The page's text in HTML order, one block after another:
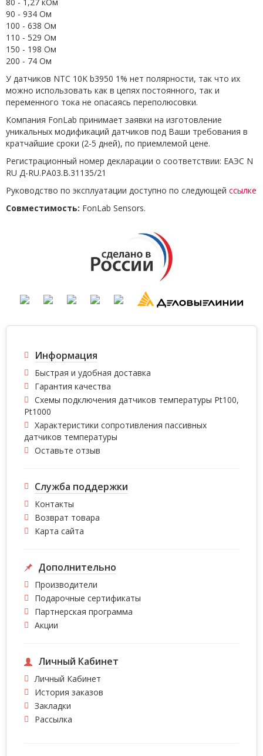
90 - 934 Ом
100 - 638 Ом
110 - 529 Ом
150 - 198 Ом
200 - 74 Ом
У датчиков NTC 10K b3950 1% нет полярности, так что их
можно использовать как в цепях постоянного, так и
переменного тока не опасаясь переполюсовки.
Компания FonLab принимает заявки на изготовление
уникальных модификаций датчиков под Ваши требования в
кратчайшие сроки (2-5 дней), по приемлемой цене.
Регистрационный номер декларации о соответствии: ЕАЭС N
RU Д-RU.РА03.В.31135/21
Руководство по эксплуатации доступно по следующей ссылке
Совместимость: FonLab Sensors.
Информация
Быстрая и удобная доставка
Гарантия качества
Схемы подключения датчиков температуры Pt100,
Pt1000
Характеристики сопротивления пассивных
датчиков температуры
Оставьте отзыв
Служба поддержки
Контакты
Возврат товара
Карта сайта
Дополнительно
Производители
Подарочные сертификаты
Партнерская программа
Акции
Личный Кабинет
Личный Кабинет
История заказов
Закладки
Рассылка